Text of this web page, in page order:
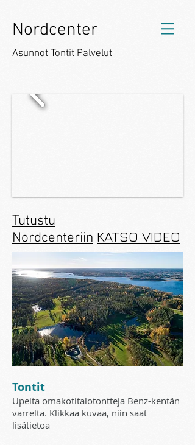
Nordcenter
Asunnot Tontit Palvelut
Tutustu
Nordcenteriin KATSO VIDEO
Tontit
Upeita omakotitalotontteja Benz-kentän
varrelta. Klikkaa kuvaa, niin saat
lisätietoa